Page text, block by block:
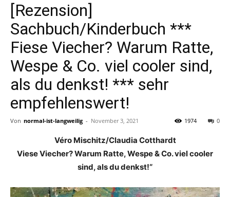
[Rezension]
Sachbuch/Kinderbuch ***
Fiese Viecher? Warum Ratte,
Wespe & Co. viel cooler sind,
als du denkst! *** sehr
empfehlenswert!
Von normal-ist-langweilig - November 3, 2021 0
1974
Véro Mischitz/Claudia Cotthardt
Viese Viecher? Warum Ratte, Wespe & Co. viel cooler
sind, als du denkst!“